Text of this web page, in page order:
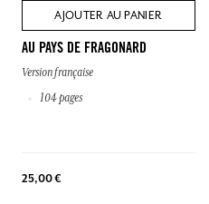
AJOUTER AU PANIER
AU PAYS DE FRAGONARD
Version française
104 pages
25,00 €